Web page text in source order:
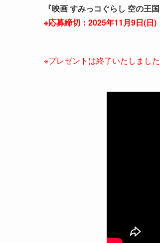
『映画 すみっコぐらし 空の王
※応募締切：2025年11月9日(日)
※プレゼントは終了いたしまし